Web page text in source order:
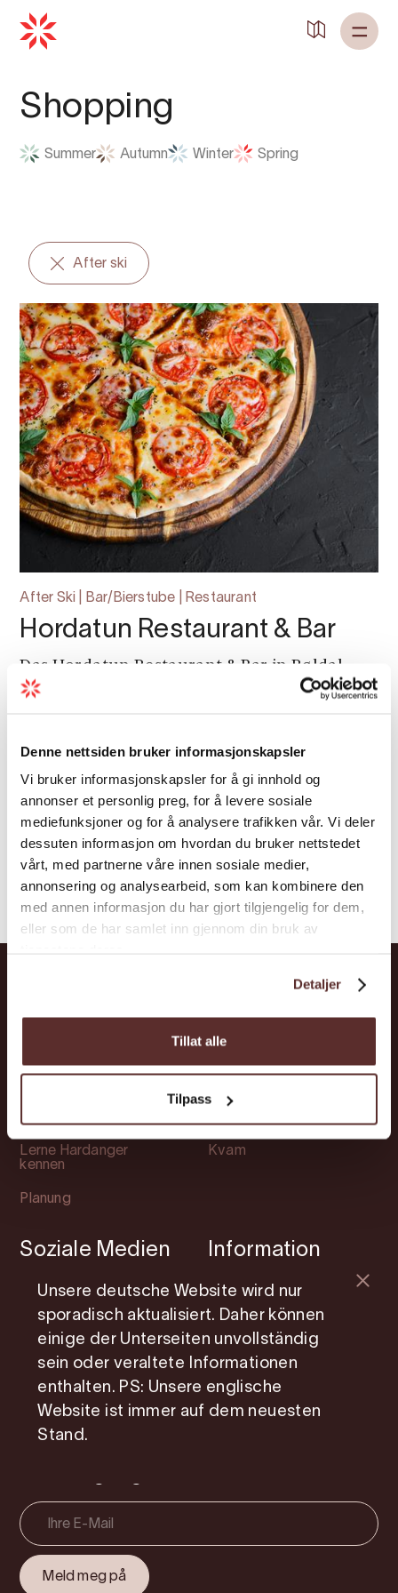
Denne nettsiden bruker informasjonskapsler
Vi bruker informasjonskapsler for å gi innhold og
annonser et personlig preg, for å levere sosiale
mediefunksjoner og for å analysere trafikken vår. Vi deler
dessuten informasjon om hvordan du bruker nettstedet
vårt, med partnerne våre innen sosiale medier,
annonsering og analysearbeid, som kan kombinere den
med annen informasjon du har gjort tilgjengelig for dem,
eller som de har samlet inn gjennom din bruk av
Detaljer
Tillat alle
Tilpass
Shopping
Summer Autumn Winter Spring
After ski
After Ski | Bar/Bierstube | Restaurant
Hordatun Restaurant & Bar
Das Hordatun Restaurant & Bar in Røldal
lädt zu guten Mahlzeiten mit schöner
Skierlebnissen ein.
Unsere deutsche Website wird nur
sporadisch aktualisiert. Daher können
einige der Unterseiten unvollständig
sein oder veraltete Informationen
enthalten. PS: Unsere englische
Website ist immer auf dem neuesten
Stand.
Abkürzungen
Lerne Hardanger
kennen
Planung
Orte
Ullensvang
Kvam
Soziale Medien
Facebook
Instagram
Youtube
Information
Mitgliedsseite
Photo Service
Über uns
Cookie consent
Erhalten Sie Reisetipps und